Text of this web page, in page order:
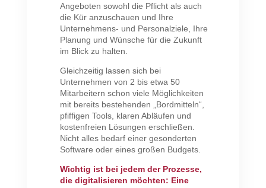
Angeboten sowohl die Pflicht als auch
die Kür anzuschauen und Ihre
Unternehmens- und Personalziele, Ihre
Planung und Wünsche für die Zukunft
im Blick zu halten.
Gleichzeitig lassen sich bei
Unternehmen von 2 bis etwa 50
Mitarbeitern schon viele Möglichkeiten
mit bereits bestehenden „Bordmitteln“,
pfiffigen Tools, klaren Abläufen und
kostenfreien Lösungen erschließen.
Nicht alles bedarf einer gesonderten
Software oder eines großen Budgets.
Wichtig ist bei jedem der Prozesse,
die digitalisieren möchten: Eine